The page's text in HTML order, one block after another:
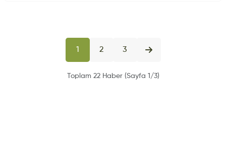
1 2 3
Toplam 22 Haber (Sayfa 1/3)